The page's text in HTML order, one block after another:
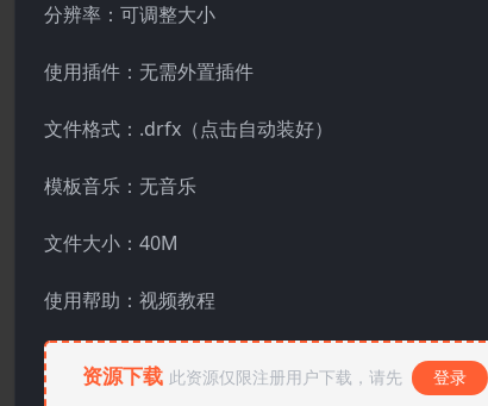
分辨率：可调整大小
使用插件：无需外置插件
文件格式：.drfx（点击自动装好）
模板音乐：无音乐
文件大小：40M
使用帮助：视频教程
资源下载 此资源仅限注册用户下载，请先 登录